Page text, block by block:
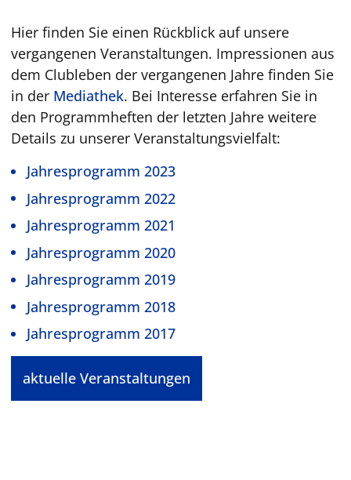
Hier finden Sie einen Rückblick auf unsere
vergangenen Veranstaltungen. Impressionen aus
dem Clubleben der vergangenen Jahre finden Sie
in der Mediathek. Bei Interesse erfahren Sie in
den Programmheften der letzten Jahre weitere
Details zu unserer Veranstaltungsvielfalt:
Jahresprogramm 2023
Jahresprogramm 2022
Jahresprogramm 2021
Jahresprogramm 2020
Jahresprogramm 2019
Jahresprogramm 2018
Jahresprogramm 2017
aktuelle Veranstaltungen